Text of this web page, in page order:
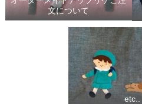
文について
etc..